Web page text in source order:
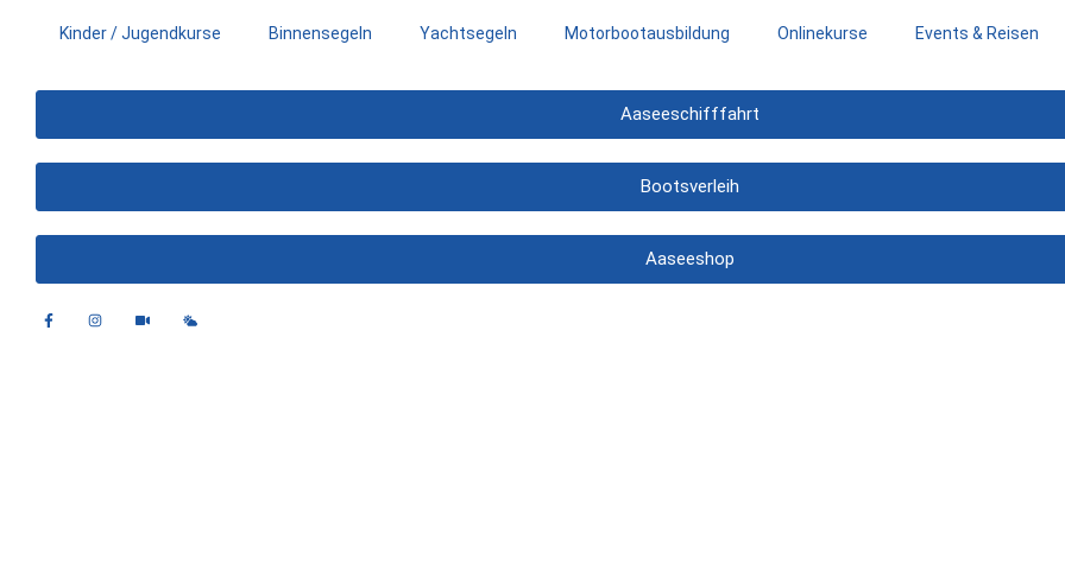
Kinder / Jugendkurse Binnensegeln Yachtsegeln Motorbootausbildung Onlinekurse Events & Reisen
Aaseeschifffahrt
Bootsverleih
Aaseeshop